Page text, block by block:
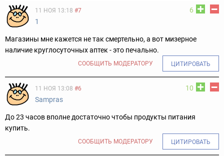
6
11 НОЯ 13:18 #7
1
Магазины мне кажется не так смертельно, а вот мизерное
наличие круглосуточных аптек - это печально.
СООБЩИТЬ МОДЕРАТОРУ ЦИТИРОВАТЬ
10
11 НОЯ 13:08 #6
Sampras
До 23 часов вполне достаточно чтобы продукты питания
купить.
СООБЩИТЬ МОДЕРАТОРУ ЦИТИРОВАТЬ